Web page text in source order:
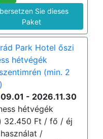
Sie dieses
Paket
Park Hotel őszi
hétvégék
(min. 2
- 2026.11.30
hétvégék
32.450 Ft / fő / éj
/